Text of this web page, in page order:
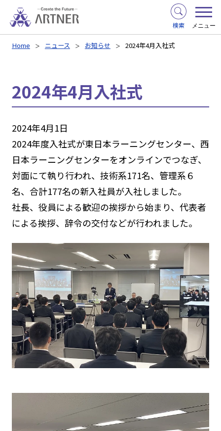
検索 メニュー
Home ニュース お知らせ 2024年4月入社式
2024年4月入社式
2024年4月1日
2024年度入社式が東日本ラーニングセンター、西
日本ラーニングセンターをオンラインでつなぎ、
対面にて執り行われ、技術系171名、管理系６
名、合計177名の新入社員が入社しました。
社長、役員による歓迎の挨拶から始まり、代表者
による挨拶、辞令の交付などが行われました。